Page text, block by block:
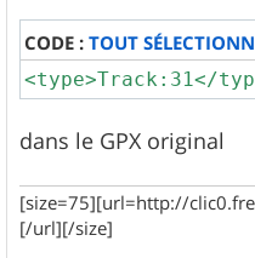
e
CODE :TOUT
<type>Track:31</
dans le GPX original
[size=75][url=http://
[/url][/size]